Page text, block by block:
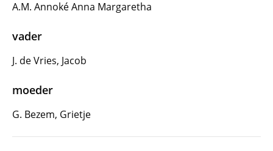
A.M. Annoké Anna Margaretha
vader
J. de Vries, Jacob
moeder
G. Bezem, Grietje